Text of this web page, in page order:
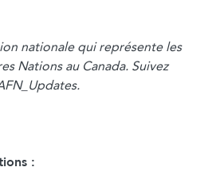
nationale qui représente les
Nations au Canada. Suivez
: